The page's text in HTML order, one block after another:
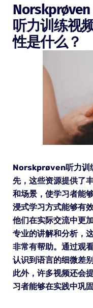
Norskprøven
听力训练视
性是什么？
Norskprøven听力训
先，这些资源提供了
和场景，使学习者能
浸式学习方式能够有
他们在实际交流中更
专业的讲解和分析，
非常有帮助。通过观
认识到语言的细微差
此外，许多视频还会
习者能够在实践中巩